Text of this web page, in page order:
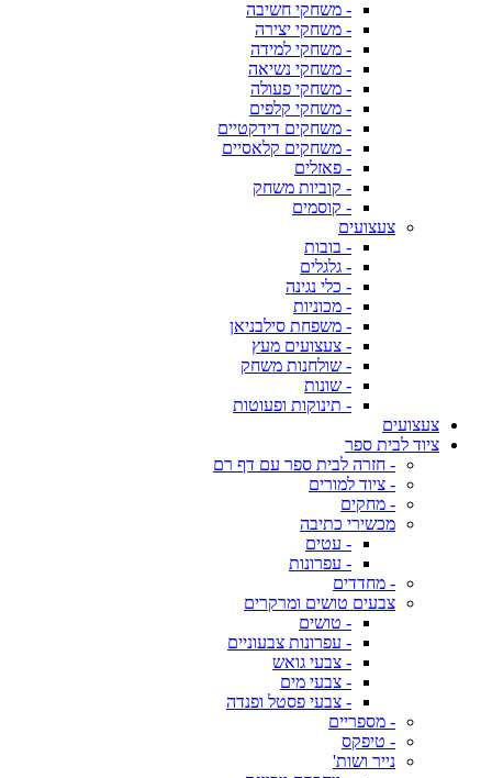
- משחקי חשיבה
- משחקי יצירה
- משחקי למידה
- משחקי נשיאה
- משחקי פעולה
- משחקי קלפים
- משחקים דידקטיים
- משחקים קלאסיים
- פאזלים
- קוביות משחק
- קוסמים
צעצועים
- בובות
- גלגלים
- כלי נגינה
- מכוניות
- משפחת סילבניאן
- צעצועים מעץ
- שולחנות משחק
- שונות
- תינוקות ופעוטות
צעצועים
ציוד לבית ספר
- חזרה לבית ספר עם דף רם
- ציוד למורים
- מחקים
מכשירי כתיבה
- עטים
- עפרונות
- מחדדים
צבעים טושים ומרקרים
- טושים
- עפרונות צבעוניים
- צבעי גואש
- צבעי מים
- צבעי פסטל ופנדה
- מספריים
- טיפקס
נייר ושות'